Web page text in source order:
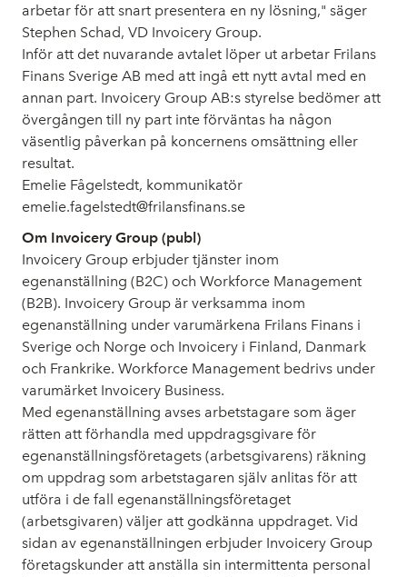
arbetar för att snart presentera en ny lösning," säger
Stephen Schad, VD Invoicery Group.
Inför att det nuvarande avtalet löper ut arbetar Frilans
Finans Sverige AB med att ingå ett nytt avtal med en
annan part. Invoicery Group AB:s styrelse bedömer att
övergången till ny part inte förväntas ha någon
väsentlig påverkan på koncernens omsättning eller
resultat.
Emelie Fågelstedt, kommunikatör
emelie.fagelstedt@frilansfinans.se
Om Invoicery Group (publ)
Invoicery Group erbjuder tjänster inom
egenanställning (B2C) och Workforce Management
(B2B). Invoicery Group är verksamma inom
egenanställning under varumärkena Frilans Finans i
Sverige och Norge och Invoicery i Finland, Danmark
och Frankrike. Workforce Management bedrivs under
varumärket Invoicery Business.
Med egenanställning avses arbetstagare som äger
rätten att förhandla med uppdragsgivare för
egenanställningsföretagets (arbetsgivarens) räkning
om uppdrag som arbetstagaren själv anlitas för att
utföra i de fall egenanställningsföretaget
(arbetsgivaren) väljer att godkänna uppdraget. Vid
sidan av egenanställningen erbjuder Invoicery Group
företagskunder att anställa sin intermittenta personal